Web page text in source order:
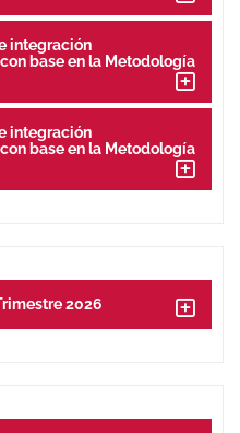
integración
base en la Metodología
integración
base en la Metodología
2026